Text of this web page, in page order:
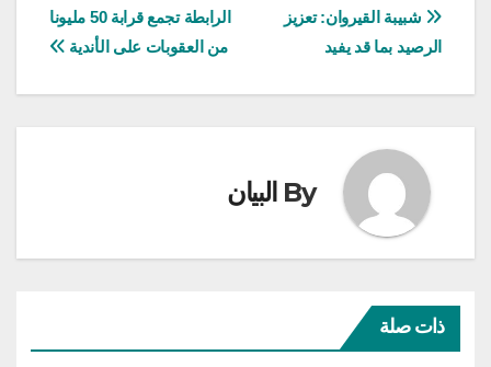
تصفّح
المقالات
الرابطة تجمع قرابة 50 مليونا
من العقوبات على الأندية
شبيبة القيروان: تعزيز
الرصيد بما قد يفيد
By البيان
ذات صلة